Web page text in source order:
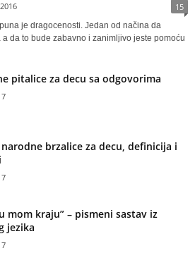
15
je dragocenosti. Jedan od načina da
da to bude zabavno i zanimljivo jeste pomoću
pitalice za decu sa odgovorima
brzalice za decu, definicija i
mom kraju” – pismeni sastav iz
jezika